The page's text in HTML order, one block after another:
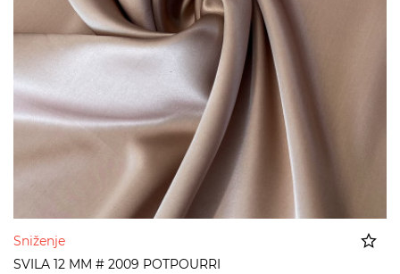
Sniženje
SVILA 12 MM # 2009 POTPOURRI